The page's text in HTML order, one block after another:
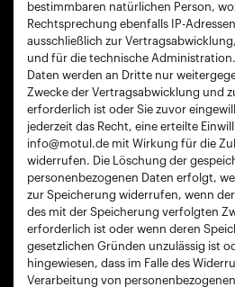
bestimmbaren natürlichen Person,
Rechtsprechung ebenfalls IP-
ausschließlich zur
und für die technische
Daten werden an Dritte nur
Zwecke der Vertragsabwicklung und
erforderlich ist oder Sie zuvor
jederzeit das Recht, eine erteilte
info@motul.de mit Wirkung für die
widerrufen. Die Löschung der
personenbezogenen Daten erfolgt,
zur Speicherung widerrufen, wenn
des mit der Speicherung verfolgten
erforderlich ist oder wenn deren
gesetzlichen Gründen unzulässig ist
hingewiesen, dass im Falle des
Verarbeitung von